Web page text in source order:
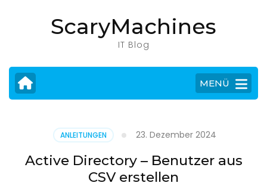
drücken)
ScaryMachines
IT Blog
MENÜ
ANLEITUNGEN 23. Dezember 2024
Active Directory – Benutzer aus
CSV erstellen